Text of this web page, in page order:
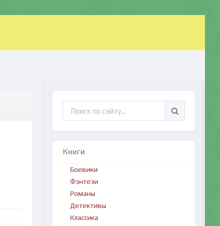
Книги
Боевики
Фэнтези
Романы
Детективы
Классика